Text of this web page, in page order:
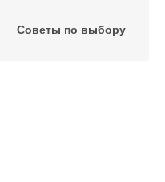
Советы по выбору